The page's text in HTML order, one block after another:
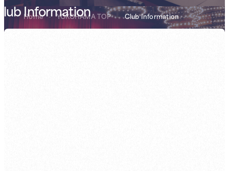
Information
Home - YOKOHAMA TOP - Club Information